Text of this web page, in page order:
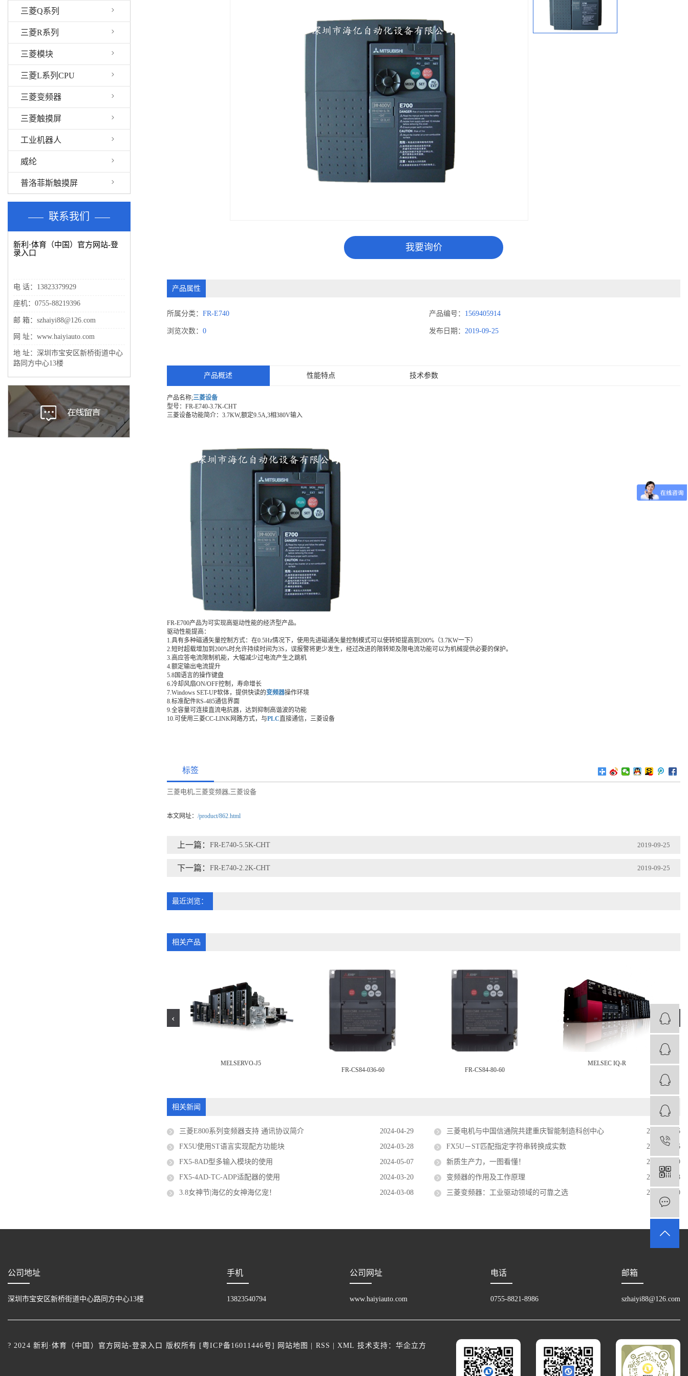
三菱Q系列
三菱R系列
三菱模块
三菱L系列CPU
三菱变频器
三菱触摸屏
工业机器人
威纶
普洛菲斯触摸屏
联系我们
新利·体育（中国）官方网站-登
录入口
电 话：13823379929
座机：0755-88219396
邮 箱：szhaiyi88@126.com
网 址：www.haiyiauto.com
地 址：深圳市宝安区新桥街道中心
路同方中心13楼
我要询价
产品属性
所属分类：FR-E740 产品编号： 1569405914
浏览次数：0 发布日期： 2019-09-25
产品概述 性能特点 技术参数
产品名称;三菱设备
型号：FR-E740-3.7K-CHT
三菱设备功能简介：3.7KW,额定9.5A,3相380V输入
FR-E700产品为可实现高驱动性能的经济型产品。
驱动性能提高：
1.具有多种磁通矢量控制方式：在0.5Hz情况下，使用先进磁通矢量控制模式可以使转矩提高到200%（3.7KW一下）
2.短时超载增加到200%时允许持续时间为3S，误报警将更少发生，经过改进的限转矩及限电流功能可以为机械提供必要的保护。
3.高应答电流限制机能，大幅减少过电流产生之跳机
4.额定输出电流提升
5.8国语言的操作键盘
6.冷却风扇ON/OFF控制，寿命增长
7.Windows SET-UP软体，提供快读的变频器操作环境
8.标准配件RS-485通信界面
9.全容量可连接直流电抗器，达到抑制高谐波的功能
10.可使用三菱CC-LINK网路方式，与PLC 直接通信，三菱设备
标签
三菱电机,三菱变频器,三菱设备
本文网址：/product/862.html
上一篇：FR-E740-5.5K-CHT 2019-09-25
下一篇：FR-E740-2.2K-CHT 2019-09-25
最近浏览：
相关产品
MELSERVO-J5
FR-CS84-036-60
FR-CS84-80-60
MELSEC IQ-R
‹
相关新闻
三菱E800系列变频器支持 通讯协议简介 2024-04-29 三菱电机与中国信通院共建重庆智能制造科创中心
2024-03-26
FX5U使用ST语言实现配方功能块
2024-03-28 FX5U－ST匹配指定字符串转换成实数
2024-04-16
FX5-8AD型多输入模块的使用
2024-05-07 新质生产力，一图看懂！
2024-03-19
FX5-4AD-TC-ADP适配器的使用
2024-03-20 变频器的作用及工作原理
2024-05-08
3.8女神节|海亿的女神海亿宠！
2024-03-08 三菱变频器：工业驱动领域的可靠之选 2025-06-20
公司地址
深圳市宝安区新桥街道中心路同方中心13楼
手机
13823540794
公司网址
www.haiyiauto.com
电话
0755-8821-8986
邮箱
szhaiyi88@126.com
? 2024 新利·体育（中国）官方网站-登录入口 版权所有 [粤ICP备16011446号] 网站地图 RSS XML 技术支持：华企立方